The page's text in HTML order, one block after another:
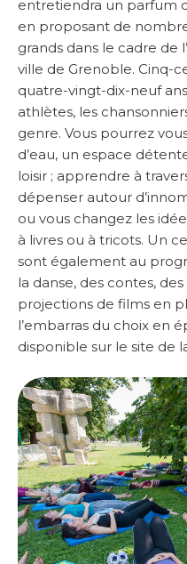
entretiendra un parfum
en proposant de
grands dans le cadre de l’
ville de Grenoble. Cinq-
quatre-vingt-dix-neuf
athlètes, les
genre. Vous pourrez
d’eau, un espace
loisir ; apprendre à
dépenser autour
ou vous changez les
à livres ou à tricots. Un
sont également au
la danse, des contes,
projections de films en
l’embarras du choix en
disponible sur le site de